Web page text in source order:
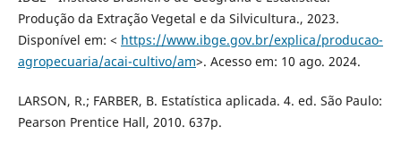
Produção da Extração Vegetal e da Silvicultura., 2023.
Disponível em: < https://www.ibge.gov.br/explica/producao-
agropecuaria/acai-cultivo/am>. Acesso em: 10 ago. 2024.
LARSON, R.; FARBER, B. Estatística aplicada. 4. ed. São Paulo:
Pearson Prentice Hall, 2010. 637p.